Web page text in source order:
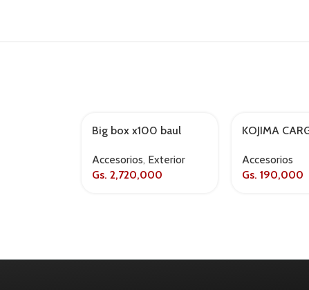
AGOTADO
Big box x100 baul
1mtx42x50cm
Accesorios, Exterior
Gs. 2,720,000
KOJIMA
MAGSAFE
Accesorios
Gs. 190,000